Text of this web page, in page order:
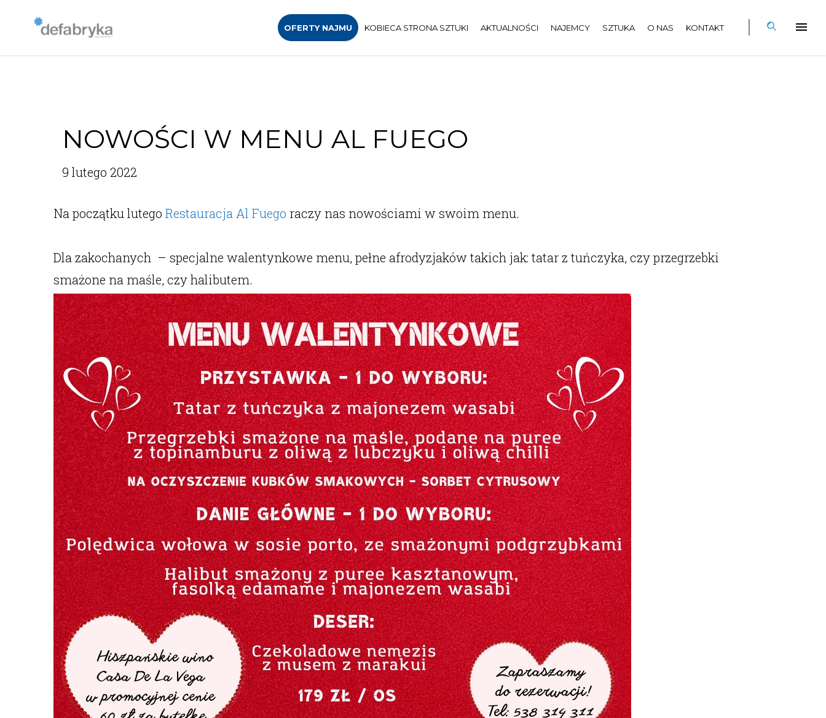
OFERTY NAJMU KOBIECA STRONA SZTUKI AKTUALNOŚCI NAJEMCY SZTUKA O NAS KONTAKT
NOWOŚCI W MENU AL FUEGO
9 lutego 2022
Na początku lutego Restauracja Al Fuego raczy nas nowościami w swoim menu.
Dla zakochanych – specjalne walentynkowe menu, pełne afrodyzjaków takich jak: tatar z tuńczyka, czy przegrzebki
smażone na maśle, czy halibutem.